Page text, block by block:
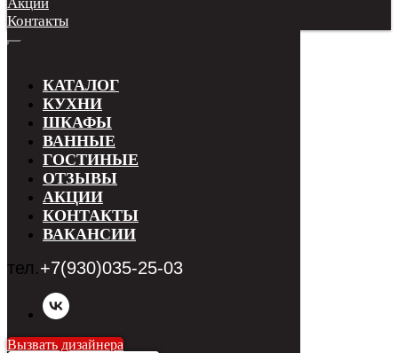
Контакты
КАТАЛОГ
КУХНИ
ШКАФЫ
ВАННЫЕ
ГОСТИНЫЕ
ОТЗЫВЫ
АКЦИИ
КОНТАКТЫ
ВАКАНСИИ
тел.+7(930)035-25-03
Вызвать дизайнера